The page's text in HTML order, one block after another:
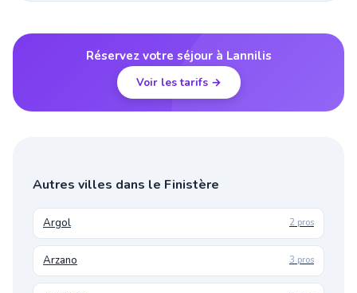
Réservez votre séjour à Lannilis
Voir les tarifs →
Autres villes dans le Finistère
Argol 2 pros
Arzano 3 pros